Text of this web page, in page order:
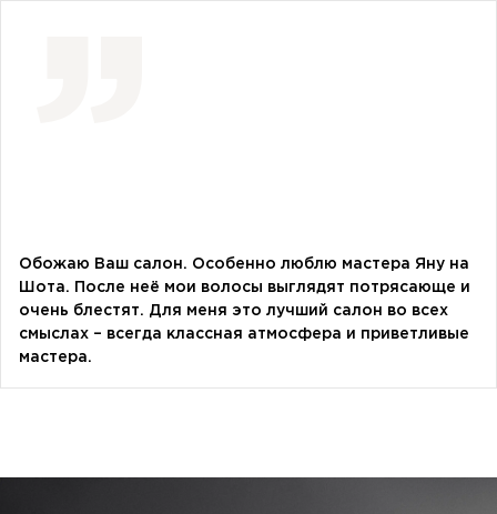
блогерка
Bazhana
Обожаю Ваш салон. Особенно люблю мастера Яну на
Шота. После неё мои волосы выглядят потрясающе и
очень блестят. Для меня это лучший салон во всех
смыслах – всегда классная атмосфера и приветливые
мастера.